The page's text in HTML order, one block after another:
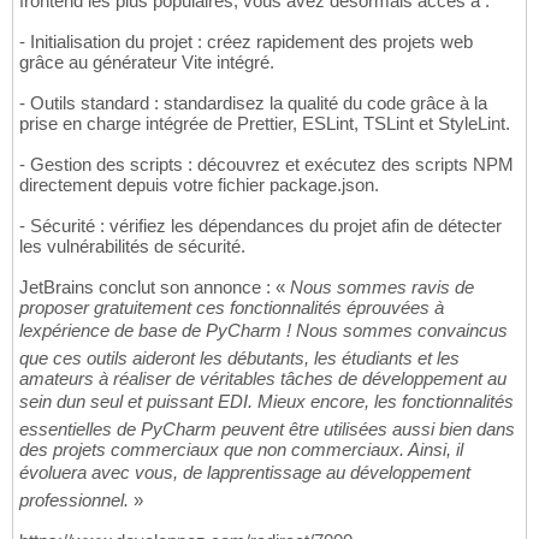
- Initialisation du projet : créez rapidement des projets web
grâce au générateur Vite intégré.
- Outils standard : standardisez la qualité du code grâce à la
prise en charge intégrée de Prettier, ESLint, TSLint et StyleLint.
- Gestion des scripts : découvrez et exécutez des scripts NPM
directement depuis votre fichier package.json.
- Sécurité : vérifiez les dépendances du projet afin de détecter
les vulnérabilités de sécurité.
JetBrains conclut son annonce : « Nous sommes ravis de
proposer gratuitement ces fonctionnalités éprouvées à
lexpérience de base de PyCharm ! Nous sommes convaincus
que ces outils aideront les débutants, les étudiants et les
amateurs à réaliser de véritables tâches de développement au
sein dun seul et puissant EDI. Mieux encore, les fonctionnalités
essentielles de PyCharm peuvent être utilisées aussi bien dans
des projets commerciaux que non commerciaux. Ainsi, il
évoluera avec vous, de lapprentissage au développement
professionnel. »